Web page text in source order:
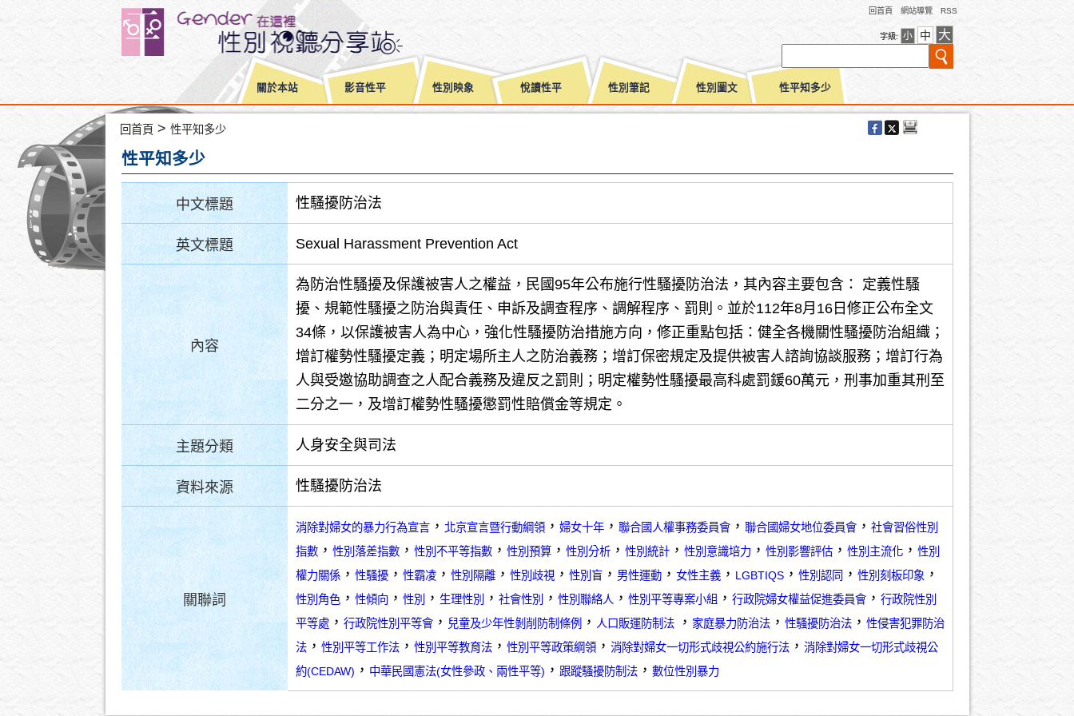
回首頁 網站導覽 RSS
字級: 小 中 大
關於本站 影音性平 性別映象 悅讀性平 性別筆記 性別圖文 性平知多少
性平知多少
回首頁 > 性平知多少
中文標題 性騷擾防治法
英文標題 Sexual Harassment Prevention Act
內容
為防治性騷擾及保護被害人之權益，民國95年公布施行性騷擾防治法，其內容主要包含： 定義性騷
擾、規範性騷擾之防治與責任、申訴及調查程序、調解程序、罰則。並於112年8月16日修正公布全文
34條，以保護被害人為中心，強化性騷擾防治措施方向，修正重點包括：健全各機關性騷擾防治組織；
增訂權勢性騷擾定義；明定場所主人之防治義務；增訂保密規定及提供被害人諮詢協談服務；增訂行為
人與受邀協助調查之人配合義務及違反之罰則；明定權勢性騷擾最高科處罰鍰60萬元，刑事加重其刑至
二分之一，及增訂權勢性騷擾懲罰性賠償金等規定。
主題分類 人身安全與司法
資料來源 性騷擾防治法
關聯詞
消除對婦女的暴力行為宣言， 北京宣言暨行動綱領， 婦女十年， 聯合國人權事務委員會， 聯合國婦女地位委員會， 社會習俗性別
指數， 性別落差指數， 性別不平等指數， 性別預算， 性別分析， 性別統計， 性別意識培力 ， 性別影響評估， 性別主流化， 性別
權力關係， 性騷擾， 性霸凌， 性別隔離， 性別歧視， 性別盲， 男性運動， 女性主義， LGBTIQS， 性別認同， 性別刻板印象 ，
性別角色， 性傾向 ， 性別 ， 生理性別 ， 社會性別 ， 性別聯絡人， 性別平等專案小組 ， 行政院婦女權益促進委員會， 行政院性別
平等處， 行政院性別平等會， 兒童及少年性剝削防制條例， 人口販運防制法 ， 家庭暴力防治法， 性騷擾防治法， 性侵害犯罪防治
法， 性別平等工作法， 性別平等教育法， 性別平等政策綱領， 消除對婦女一切形式歧視公約施行法， 消除對婦女一切形式歧視公
約(CEDAW) ， 中華民國憲法(女性參政、兩性平等) ， 跟蹤騷擾防制法， 數位性別暴力